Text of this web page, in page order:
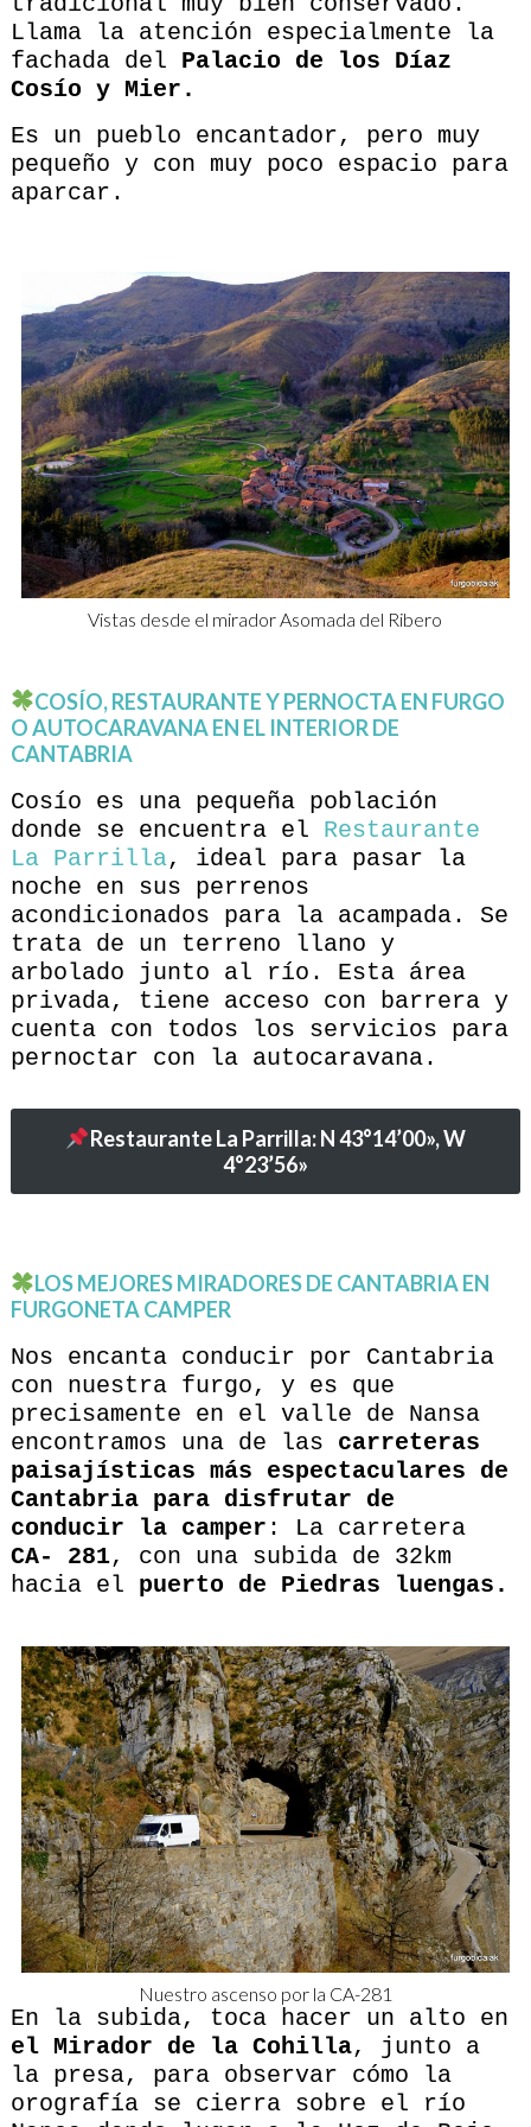
Llama la atención especialmente la
fachada del Palacio de los Díaz
Cosío y Mier.
Es un pueblo encantador, pero muy
pequeño y con muy poco espacio para
aparcar.
Vistas desde el mirador Asomada del Ribero
COSÍO, RESTAURANTE Y PERNOCTA EN FURGO
O AUTOCARAVANA EN EL INTERIOR DE
CANTABRIA
Cosío es una pequeña población
donde se encuentra el Restaurante
La Parrilla, ideal para pasar la
noche en sus perrenos
acondicionados para la acampada. Se
trata de un terreno llano y
arbolado junto al río. Esta área
privada, tiene acceso con barrera y
cuenta con todos los servicios para
pernoctar con la autocaravana.
Restaurante La Parrilla:N 43°14’00», W
4°23’56»
LOS MEJORES MIRADORES DE CANTABRIA EN
FURGONETA CAMPER
Nos encanta conducir por Cantabria
con nuestra furgo, y es que
precisamente en el valle de Nansa
encontramos una de las carreteras
paisajísticas más espectaculares de
Cantabria para disfrutar de
conducir la camper : La carretera
CA- 281, con una subida de 32km
hacia el puerto de Piedras luengas.
Nuestro ascenso por la CA-281
En la subida, toca hacer un alto en
el Mirador de la Cohilla, junto a
la presa, para observar cómo la
orografía se cierra sobre el río